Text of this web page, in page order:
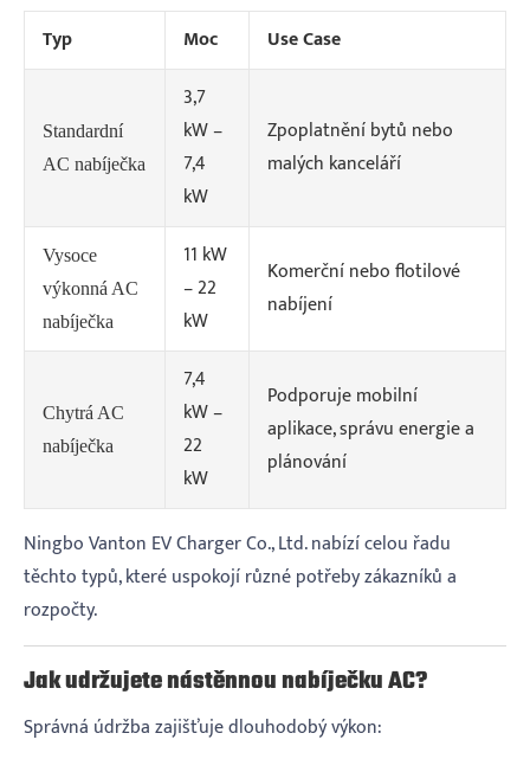
Typ
Moc Use Case
Standardní
AC nabíječka
3,7
kW –
7,4
kW
Zpoplatnění bytů nebo
malých kanceláří
Vysoce
výkonná AC
nabíječka
11 kW
– 22
kW
Komerční nebo flotilové
nabíjení
Chytrá AC
nabíječka
7,4
kW –
22
kW
Podporuje mobilní
aplikace, správu energie a
plánování
Ningbo Vanton EV Charger Co., Ltd. nabízí celou řadu
těchto typů, které uspokojí různé potřeby zákazníků a
rozpočty.
Jak udržujete nástěnnou nabíječku AC?
Správná údržba zajišťuje dlouhodobý výkon: